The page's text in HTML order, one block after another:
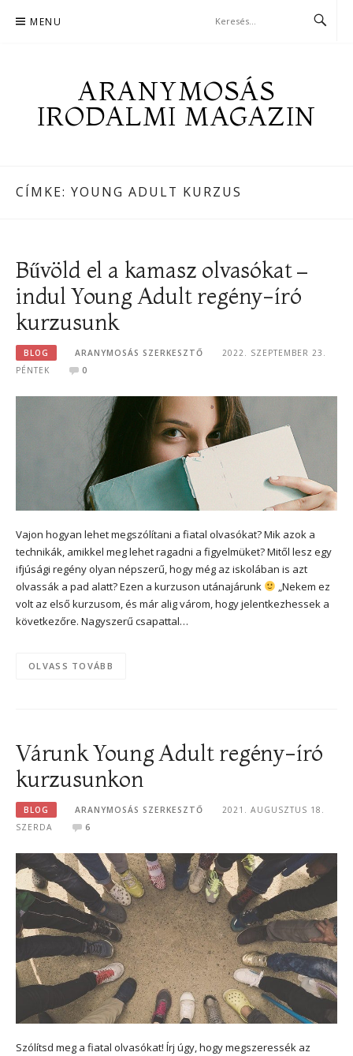
MENU
ARANYMOSÁS
IRODALMI MAGAZIN
CÍMKE: YOUNG ADULT KURZUS
Bűvöld el a kamasz olvasókat –
indul Young Adult regény-író
kurzusunk
BLOG ARANYMOSÁS SZERKESZTŐ
2022. SZEPTEMBER 23.
PÉNTEK
0
Vajon hogyan lehet megszólítani a fiatal olvasókat? Mik azok a
technikák, amikkel meg lehet ragadni a figyelmüket? Mitől lesz egy
ifjúsági regény olyan népszerű, hogy még az iskolában is azt
olvassák a pad alatt? Ezen a kurzuson utánajárunk
„Nekem ez
volt az első kurzusom, és már alig várom, hogy jelentkezhessek a
következőre. Nagyszerű csapattal…
OLVASS TOVÁBB
Várunk Young Adult regény-író
kurzusunkon
BLOG ARANYMOSÁS SZERKESZTŐ
2021. AUGUSZTUS 18.
SZERDA
6
Szólítsd meg a fiatal olvasókat! Írj úgy, hogy megszeressék az